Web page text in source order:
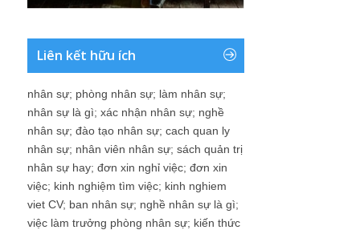
Liên kết hữu ích
nhân sự; phòng nhân sự; làm nhân sự;
nhân sự là gì; xác nhận nhân sự; nghề
nhân sự; đào tạo nhân sự; cach quan ly
nhân sự; nhân viên nhân sự; sách quản trị
nhân sự hay; đơn xin nghỉ việc; đơn xin
việc; kinh nghiệm tìm việc; kinh nghiem
viet CV; ban nhân sự; nghề nhân sự là gì;
việc làm trưởng phòng nhân sự; kiến thức